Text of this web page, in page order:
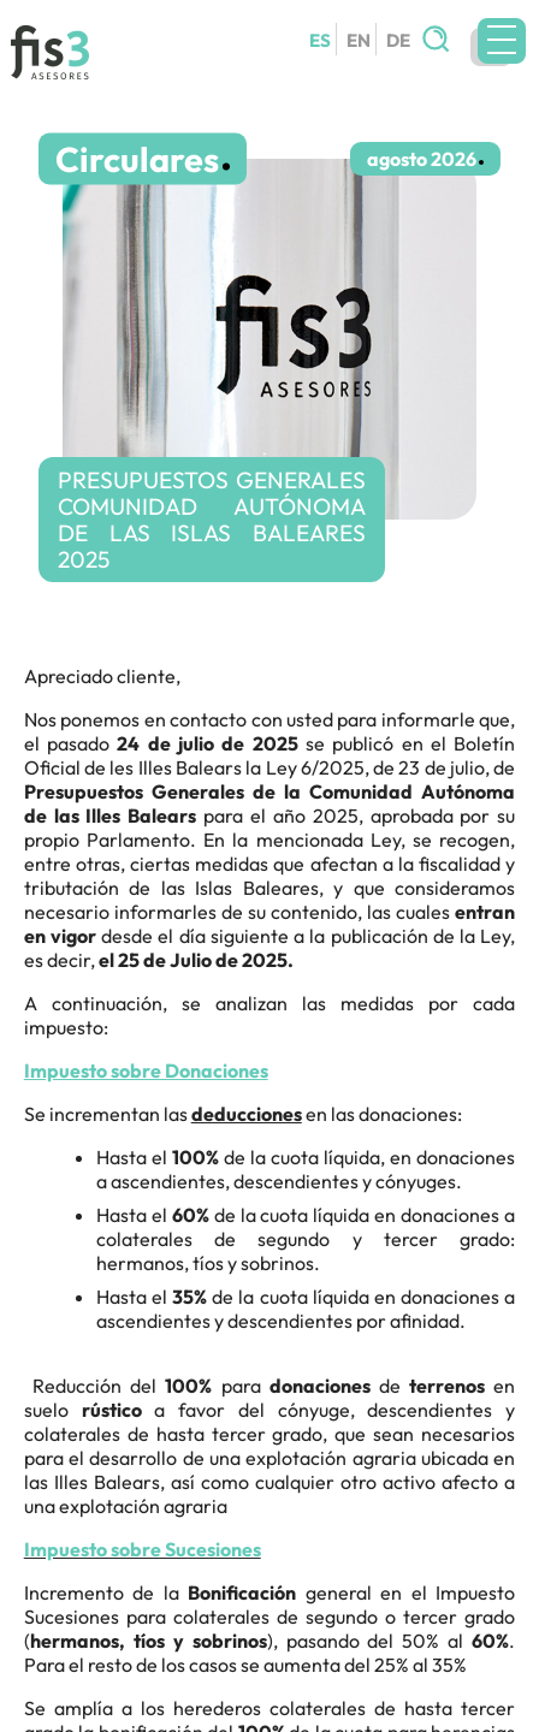
ES EN DE
Buscar:
SERVICIOS
CIRCULARES
TRABAJA CON NOSOTROS
Circulares agosto 2026
PRESUPUESTOS GENERALES
COMUNIDAD AUTÓNOMA
DE LAS ISLAS BALEARES
2025
Apreciado cliente,
Nos ponemos en contacto con usted para informarle que,
el pasado24 de julio de 2025se publicó en el Boletín
Oficial de les Illes Balears la Ley 6/2025, de 23 de julio, de
Presupuestos Generales de la Comunidad Autónoma
de las Illes Balears para el año 2025, aprobada por su
propio Parlamento. En la mencionada Ley, se recogen,
entre otras, ciertas medidas que afectan a la fiscalidad y
tributación de las Islas Baleares, y que consideramos
necesario informarles de su contenido, las cualesentran
en vigordesde el día siguiente a la publicación de la Ley,
es decir,el 25 de Julio de 2025.
A continuación, se analizan las medidas por cada
impuesto:
Impuesto sobre Donaciones
Se incrementan lasdeduccionesen las donaciones:
Hasta el 100%de la cuota líquida, en donaciones
a ascendientes, descendientes y cónyuges.
Hasta el 60%de la cuota líquida en donaciones a
colaterales de segundo y tercer grado:
hermanos, tíos y sobrinos.
Hasta el35% de la cuota líquida en donaciones a
ascendientes y descendientes por afinidad.
Reducción del100% para donacionesdeterrenos en
suelo rústicoa favor del cónyuge, descendientes y
colaterales de hasta tercer grado, que sean necesarios
para el desarrollo de una explotación agraria ubicada en
las Illes Balears, así como cualquier otro activo afecto a
una explotación agraria
Impuesto sobre Sucesiones
Incremento de la Bonificación general en el Impuesto
Sucesiones para colaterales de segundo o tercer grado
(hermanos, tíos y sobrinos), pasando del 50% al60%.
Para el resto de los casos se aumenta del 25% al 35%
Se amplía a los herederos colaterales de hasta tercer